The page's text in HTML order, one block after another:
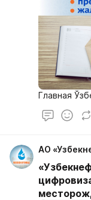
Главная
АО